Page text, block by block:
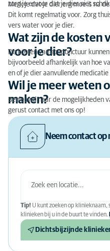
zorg je ervoor dat je dier niet
Merk je dat je dier erg moe is na
Dit komt regelmatig voor. Zorg
vers water voor je dier.
Wat zijn de kosten
voor je dier?
De kosten van acupunctuur
bijvoorbeeld afhankelijk van hoe
en of je dier aanvullende
Wil je meer weten
maken?
Benieuwd naar de mogelijkheden
gerust contact met ons op!
Neem contact
Tip! U kunt zoeken op
klinieken bij u in de buurt te vinden.
Dichtsbijzijnde